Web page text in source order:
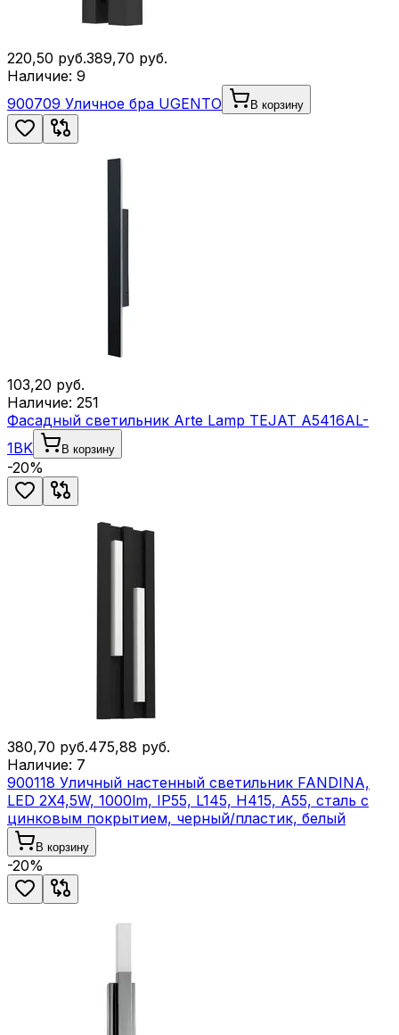
220,50 руб.389,70 руб.
Наличие: 9
900709 Уличное бра UGENTO
В корзину
103,20 руб.
Наличие: 251
Фасадный светильник Arte Lamp TEJAT A5416AL-
1BK
В корзину
-20%
380,70 руб.475,88 руб.
Наличие: 7
900118 Уличный настенный светильник FANDINA,
LED 2X4,5W, 1000lm, IP55, L145, H415, A55, сталь с
цинковым покрытием, черный/пластик, белый
В корзину
-20%